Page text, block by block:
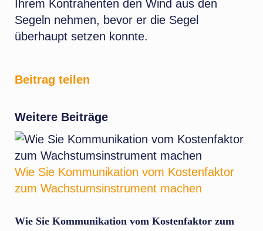
Ihrem Kontrahenten den Wind aus den
Segeln nehmen, bevor er die Segel
überhaupt setzen konnte.
Beitrag teilen
Weitere Beiträge
Wie Sie Kommunikation vom Kostenfaktor
zum Wachstumsinstrument machen
Wie Sie Kommunikation vom Kostenfaktor zum